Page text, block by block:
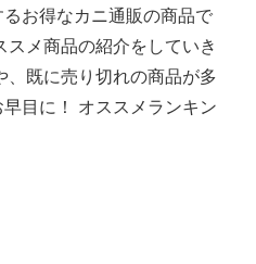
お得なカニ通販の商品で
メ商品の紹介をしていき
、既に売り切れの商品が多
目に！ オススメランキン